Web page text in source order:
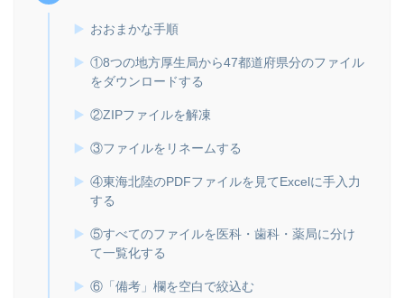
おおまかな手順
①8つの地方厚生局から47都道府県分のファイル
をダウンロードする
②ZIPファイルを解凍
③ファイルをリネームする
④東海北陸のPDFファイルを見てExcelに手入力
する
⑤すべてのファイルを医科・歯科・薬局に分け
て一覧化する
⑥「備考」欄を空白で絞込む